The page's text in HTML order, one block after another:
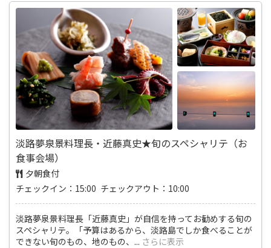
淡路夢泉景料理長・近藤真史★旬のスペシャリテ（お
食事会場）
夕朝食付
チェックイン：15:00 チェックアウト：10:00
淡路夢泉景料理長「近藤真史」が自信を持ってお勧めする旬の
スペシャリテ。「予算はあるから、淡路島でしか食べることが
できない旬のもの、地のもの、 ... さらに表示